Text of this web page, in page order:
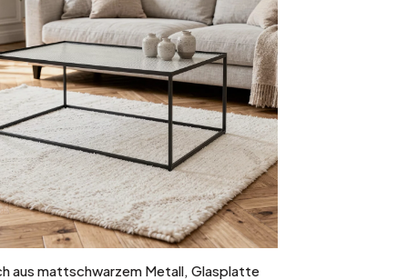
In den Warenkorb
aus mattschwarzem Metall, Glasplatte